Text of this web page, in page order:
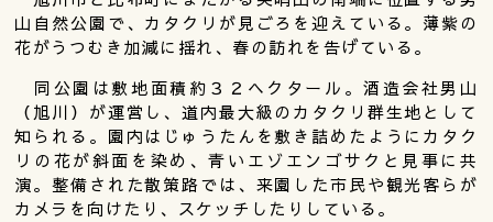
山自然公園で、カタクリが見ごろを迎えている。薄紫の
花がうつむき加減に揺れ、春の訪れを告げている。
同公園は敷地面積約３２ヘクタール。酒造会社男山
（旭川）が運営し、道内最大級のカタクリ群生地として
知られる。園内はじゅうたんを敷き詰めたようにカタク
リの花が斜面を染め、青いエゾエンゴサクと見事に共
演。整備された散策路では、来園した市民や観光客らが
カメラを向けたり、スケッチしたりしている。